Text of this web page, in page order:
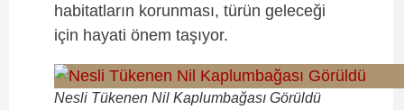
habitatların korunması, türün geleceği
için hayati önem taşıyor.
Nesli Tükenen Nil Kaplumbağası Görüldü